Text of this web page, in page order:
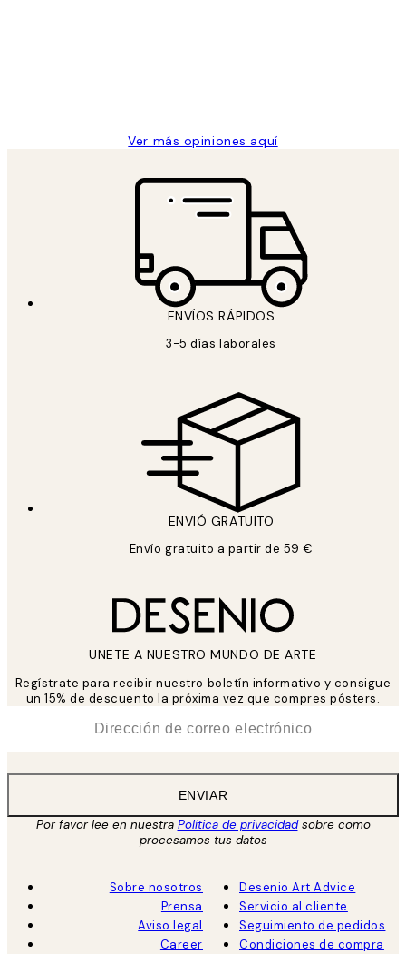
Ver más opiniones aquí
ENVÍOS RÁPIDOS
3-5 días laborales
ENVIÓ GRATUITO
Envío gratuito a partir de 59 €
UNETE A NUESTRO MUNDO DE ARTE
Regístrate para recibir nuestro boletín informativo y consigue
un 15% de descuento la próxima vez que compres pósters.
ENVIAR
Por favor lee en nuestra Política de privacidadsobre como
procesamos tus datos
Sobre nosotros
Prensa
Aviso legal
Career
Desenio Art Advice
Servicio al cliente
Seguimiento de pedidos
Condiciones de compra